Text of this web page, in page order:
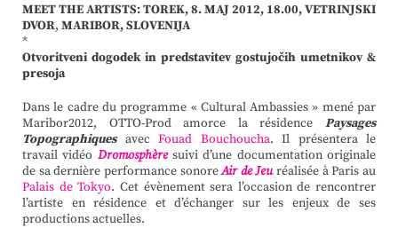
MEET THE ARTISTS: TOREK, 8. MAJ 2012, 18.00, VETRINJSKI
DVOR, MARIBOR,SLOVENIJA
*
Otvoritveni dogodek in predstavitev gostujočih umetnikov &
presoja
Dans le cadre du programme « Cultural Ambassies » mené par
Maribor2012, OTTO-Prod amorce la résidence Paysages
Topographiquesavec Fouad Bouchoucha. Il présentera le
travail vidéo Dromosphèresuivi d’une documentation originale
de sa dernière performance sonoreAir de Jeuréalisée à Paris au
Palais de Tokyo. Cet évènement sera l’occasion de rencontrer
l’artiste en résidence et d’échanger sur les enjeux de ses
productions actuelles.